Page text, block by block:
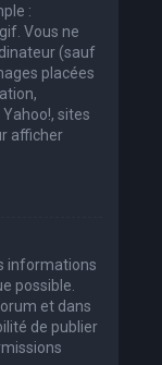
:
Vous ne
(sauf
placées
sites
afficher
informations
possible.
et dans
de publier